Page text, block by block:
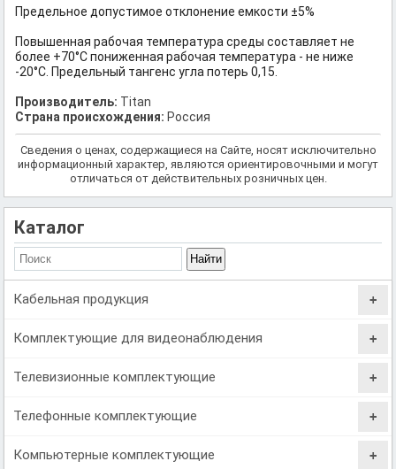
Предельное допустимое отклонение емкости ±5%
Повышенная рабочая температура среды составляет не
более +70°С пониженная рабочая температура - не ниже
-20°С. Предельный тангенс угла потерь 0,15.
Производитель: Titan
Страна происхождения: Россия
Сведения о ценах, содержащиеся на Сайте, носят исключительно
информационный характер, являются ориентировочными и могут
отличаться от действительных розничных цен.
Каталог
Кабельная продукция
Комплектующие для видеонаблюдения
Телевизионные комплектующие
Телефонные комплектующие
Компьютерные комплектующие